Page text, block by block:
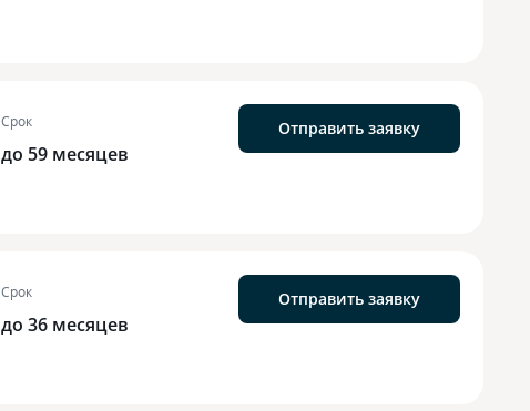
Срок
до 59 месяцев
Отправить заявку
Срок
до 36 месяцев
Отправить заявку